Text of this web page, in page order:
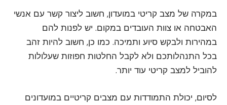
במקרה של מצב קריטי במועדון, חשוב ליצור קשר עם אנשי
האבטחה או צוות העובדים במקום. יש לפנות להם
במהירות ולבקש סיוע ותמיכה. כמו כן, חשוב להיות זהב
בכל התנהלותכם ולא לקבל החלטות חפוזות שעלולות
להוביל למצב קריטי עוד יותר.
לסיום, יכולת התמודדות עם מצבים קריטיים במועדונים